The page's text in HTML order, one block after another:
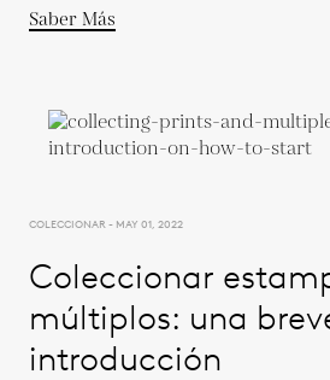
Saber Más
COLECCIONAR - MAY 01, 2022
Coleccionar
múltiplos: una
introducción